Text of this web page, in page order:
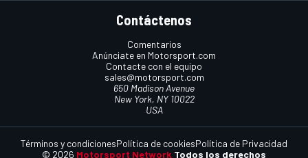
Contáctenos
Comentarios
Anúnciate en Motorsport.com
Contacte con el equipo
sales@motorsport.com
650 Madison Avenue
New York, NY 10022
USA
© 2026 Motorsport Network Todos los derechos
Términos y condicionesPolítica de cookiesPolítica de Privacidad